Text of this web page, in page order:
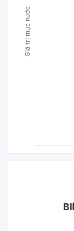
Giá trị mực nước